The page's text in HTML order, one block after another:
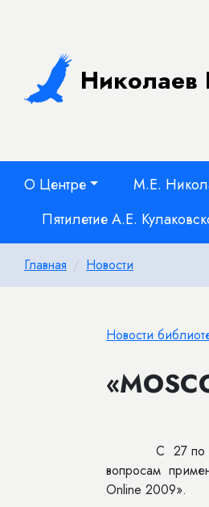
Николаев
О Центре М.Е.
Пятилетие А.Е.
Главная Новости
Новости
С 27 по 29
вопросам
Online 2009».